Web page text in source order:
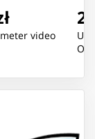
video